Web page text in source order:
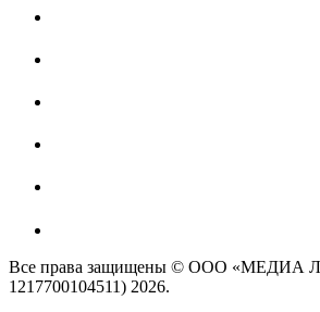
Все права защищены © ООО «МЕДИА
1217700104511) 2026.